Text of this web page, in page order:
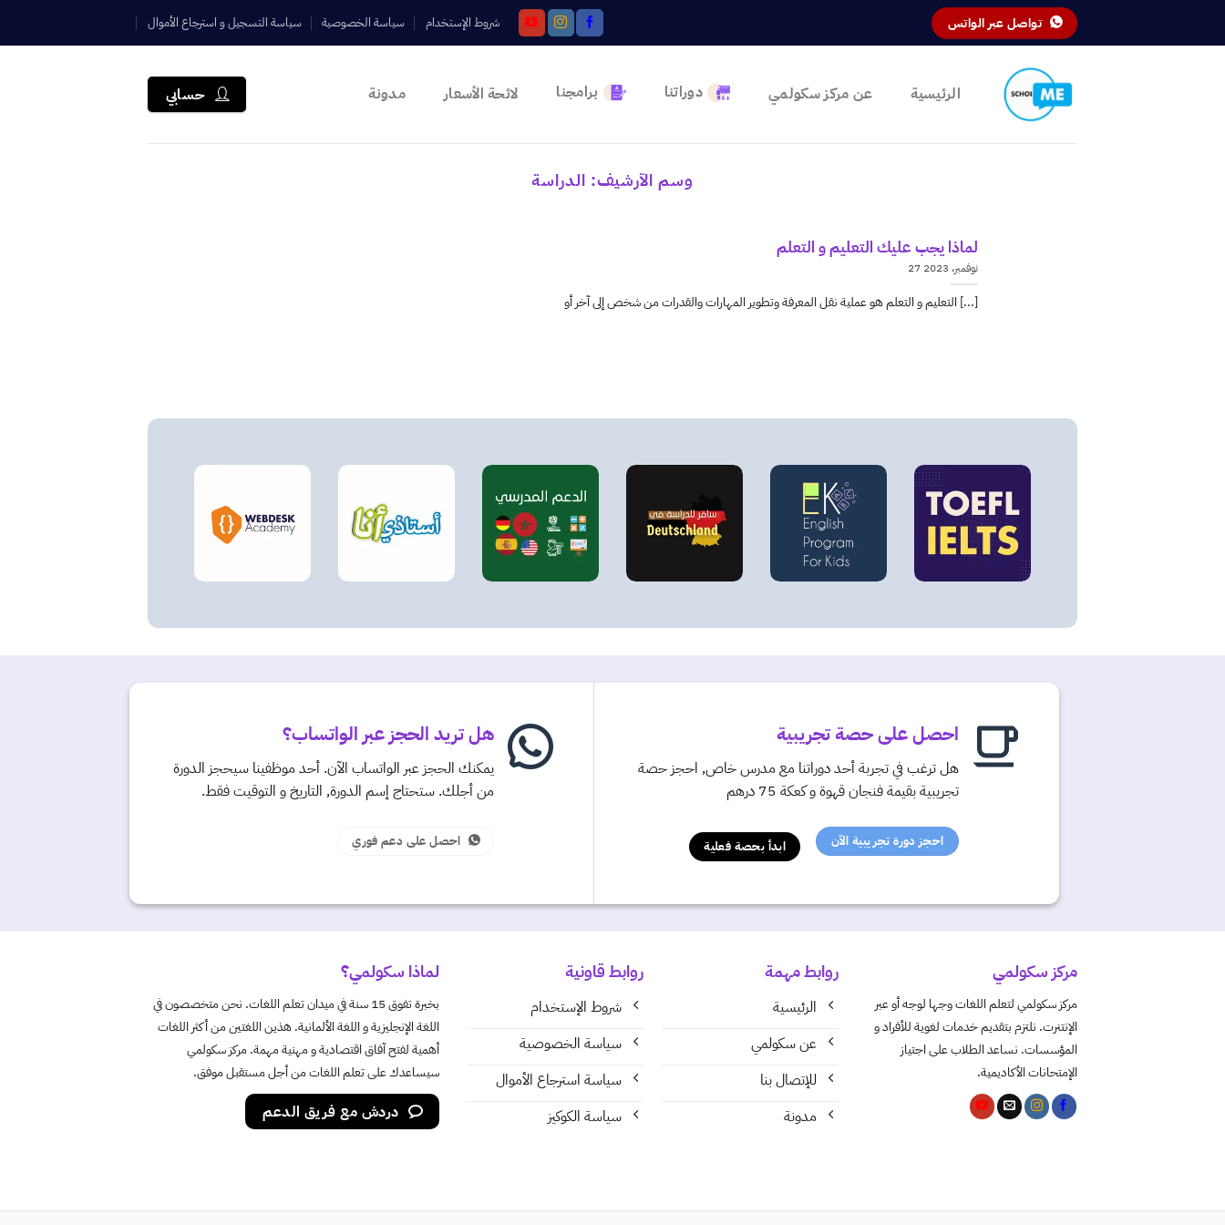
تواصل عبر الواتس شروط الإستخدام سياسة الخصوصية سياسة التسجيل و استرجاع الأموال
الرئيسية عن مركز سكولمي دوراتنا برامجنا لائحة الأسعار مدونة حسابي
وسم الآرشيف: الدراسة
لماذا يجب عليك التعليم و التعلم
27 نوفمبر، 2023
التعليم و التعلم هو عملية نقل المعرفة وتطوير المهارات والقدرات من شخص إلى آخر أو [...]
احصل على حصة تجريبية
هل ترغب في تجربة أحد دوراتنا مع مدرس خاص, احجز حصة
تجريبية بقيمة فنجان قهوة و كعكة 75 درهم
احجز دورة تجريبية الآن ابدأ بحصة فعلية
هل تريد الحجز عبر الواتساب؟
يمكنك الحجز عبر الواتساب الآن. أحد موظفينا سيحجز الدورة
من أجلك. ستحتاج إسم الدورة, التاريخ و التوقيت فقط.
احصل على دعم فوري
مركز سكولمي
مركز سكولمي لتعلم اللغات وجها لوجه أو عبر
الإنتنرت. نلتزم بتقديم خدمات لغوية للأفراد و
المؤسسات. نساعد الطلاب على اجتياز
الإمتحانات الأكاديمية.
روابط مهمة
الرئيسية
عن سكولمي
للإتصال بنا
مدونة
روابط قاونية
شروط الإستخدام
سياسة الخصوصية
سياسة استرجاع الأموال
سياسة الكوكيز
لماذا سكولمي؟
بخبرة تفوق 15 سنة في ميدان تعلم اللغات. نحن متخصصون في
اللغة الإنجليزية و اللغة الألمانية. هذين اللغتين من أكثر اللغات
أهمية لفتح آفاق اقتصادية و مهنية مهمة. مركز سكولمي
سيساعدك على تعلم اللغات من أجل مستقبل موفق.
دردش مع فريق الدعم